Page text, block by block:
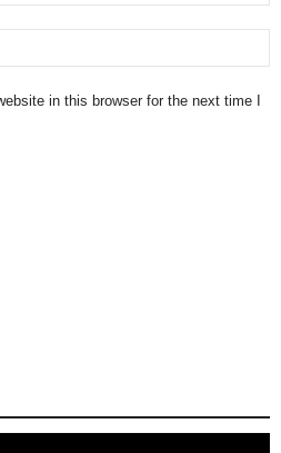
in this browser for the next time I